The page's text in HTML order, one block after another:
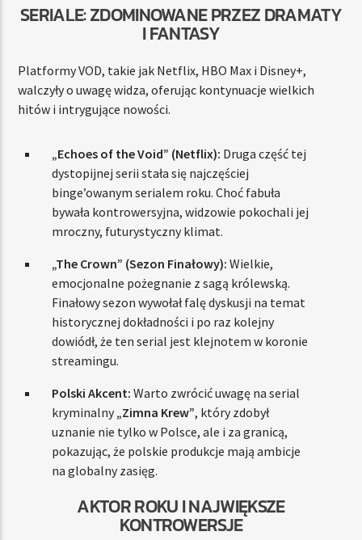
SERIALE: ZDOMINOWANE PRZEZ DRAMATY
I FANTASY
Platformy VOD, takie jak Netflix, HBO Max i Disney+,
walczyły o uwagę widza, oferując kontynuacje wielkich
hitów i intrygujące nowości.
„Echoes of the Void” (Netflix): Druga część tej
dystopijnej serii stała się najczęściej
binge’owanym serialem roku. Choć fabuła
bywała kontrowersyjna, widzowie pokochali jej
mroczny, futurystyczny klimat.
„The Crown” (Sezon Finałowy): Wielkie,
emocjonalne pożegnanie z sagą królewską.
Finałowy sezon wywołał falę dyskusji na temat
historycznej dokładności i po raz kolejny
dowiódł, że ten serial jest klejnotem w koronie
streamingu.
Polski Akcent: Warto zwrócić uwagę na serial
kryminalny„Zimna Krew”, który zdobył
uznanie nie tylko w Polsce, ale i za granicą,
pokazując, że polskie produkcje mają ambicje
na globalny zasięg.
AKTOR ROKU I NAJWIĘKSZE
KONTROWERSJE